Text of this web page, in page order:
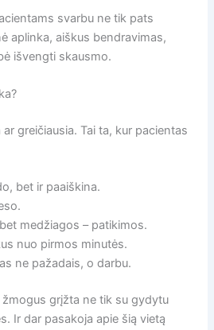
svarbu ne tik pats
aplinka, aiškus bendravimas,
išvengti skausmo.
ar greičiausia. Tai ta, kur pacientas
bet ir paaiškina.
medžiagos – patikimos.
nuo pirmos minutės.
ne pažadais, o darbu.
žmogus grįžta ne tik su gydytu
Ir dar pasakoja apie šią vietą